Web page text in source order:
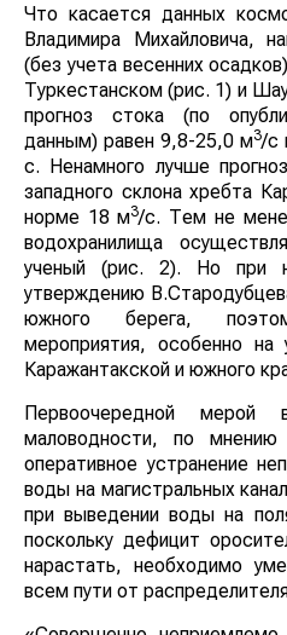
Что касается данных
Владимира Михайловича,
(без учета весенних
Туркестанском (рис. 1) и
прогноз стока (по
данным) равен 9,8-25,0 м3/с
с. Ненамного лучше
западного склона хребта
норме 18 м3/с. Тем не
водохранилища
ученый (рис. 2). Но при
утверждению
южного берега,
мероприятия, особенно на
Каражантакской и южного
Первоочередной мерой
маловодности, по
оперативное устранение
воды на магистральных
при выведении воды на
поскольку дефицит
нарастать, необходимо
всем пути от